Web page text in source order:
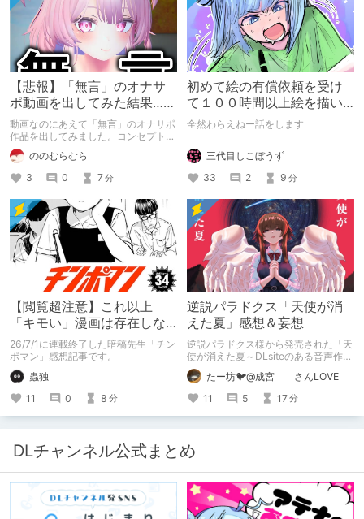
【悲報】「無言」のオナサ
ポ動画を出してみた結果……
動画なのにあえて「無言」のオナサポ
作品を出してみました。コンセプト通
りのものは作れたのですが、肝心の売
上がね……
ののむらむら
3
0 7分
初めて絵の有償依頼を受け
て１００時間以上絵を描い
た話
全然わらえねー話をします
三代目しこぼうず
33
2 9 分
【閲覧超注意】これ以上
「キモい」漫画は存在しな
い？チンポマンとかいう
「魂の殺人」の完成形
26/7/1に連載終了した暗稿先生「チン
ポマン」感想記事です。
蟲独
11
0 8 分
逆説パラドクス「天使が消
えた夏」感想＆妄想
逆説パラドクス様から発売された「天
使が消えた夏～DLsiteのある音声作品
について～」の感想です。 妄想も多
いです。たー坊🐦@成宮 さんLOVE
11
5 17分
DLチャンネル公式まとめ